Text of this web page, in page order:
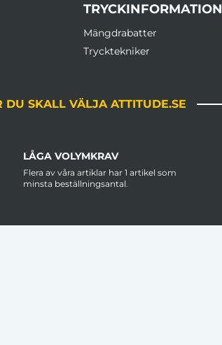
TRYCKINFORMATION
Mängdrabatter
Trycktekniker
DU SKALL VÄLJA ATTITUDE.SE
LÅGA VOLYMKRAV
Flera av våra artiklar har 1 artikel som
minsta beställningsantal.